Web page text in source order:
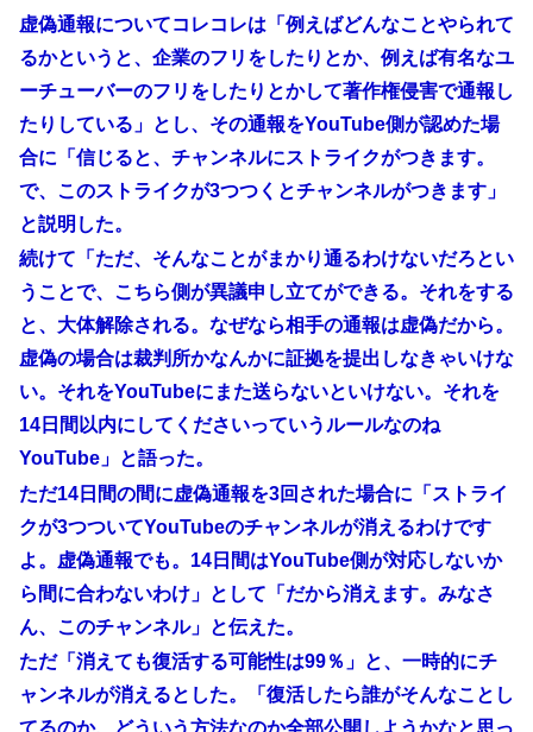
虚偽通報についてコレコレは「例えばどんなことやられて
るかというと、企業のフリをしたりとか、例えば有名なユ
ーチューバーのフリをしたりとかして著作権侵害で通報し
たりしている」とし、その通報をYouTube側が認めた場
合に「信じると、チャンネルにストライクがつきます。
で、このストライクが3つつくとチャンネルがつきます」
と説明した。
続けて「ただ、そんなことがまかり通るわけないだろとい
うことで、こちら側が異議申し立てができる。それをする
と、大体解除される。なぜなら相手の通報は虚偽だから。
虚偽の場合は裁判所かなんかに証拠を提出しなきゃいけな
い。それをYouTubeにまた送らないといけない。それを
14日間以内にしてくださいっていうルールなのね
YouTube」と語った。
ただ14日間の間に虚偽通報を3回された場合に「ストライ
クが3つついてYouTubeのチャンネルが消えるわけです
よ。虚偽通報でも。14日間はYouTube側が対応しないか
ら間に合わないわけ」として「だから消えます。みなさ
ん、このチャンネル」と伝えた。
ただ「消えても復活する可能性は99％」と、一時的にチ
ャンネルが消えるとした。「復活したら誰がそんなことし